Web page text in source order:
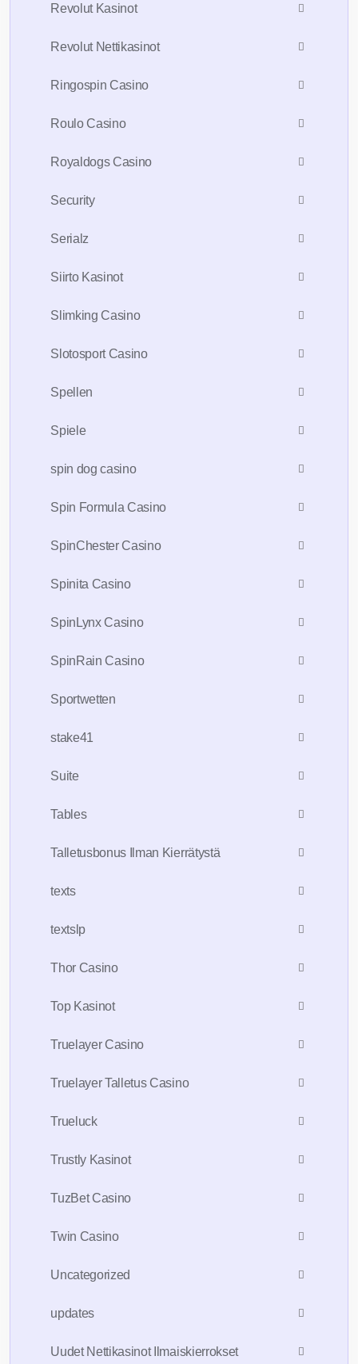
Revolut Kasinot
Revolut Nettikasinot
Ringospin Casino
Roulo Casino
Royaldogs Casino
Security
Serialz
Siirto Kasinot
Slimking Casino
Slotosport Casino
Spellen
Spiele
spin dog casino
Spin Formula Casino
SpinChester Casino
Spinita Casino
SpinLynx Casino
SpinRain Casino
Sportwetten
stake41
Suite
Tables
Talletusbonus Ilman Kierrätystä
texts
textslp
Thor Casino
Top Kasinot
Truelayer Casino
Truelayer Talletus Casino
Trueluck
Trustly Kasinot
TuzBet Casino
Twin Casino
Uncategorized
updates
Uudet Nettikasinot Ilmaiskierrokset